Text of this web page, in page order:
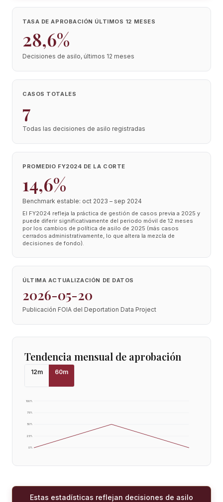
TASA DE APROBACIÓN ÚLTIMOS 12 MESES
28,6%
Decisiones de asilo, últimos 12 meses
CASOS TOTALES
7
Todas las decisiones de asilo registradas
PROMEDIO FY2024 DE LA CORTE
14,6%
Benchmark estable: oct 2023 – sep 2024
El FY2024 refleja la práctica de gestión de casos previa a 2025 y
puede diferir significativamente del periodo móvil de 12 meses
por los cambios de política de asilo de 2025 (más casos
cerrados administrativamente, lo que altera la mezcla de
decisiones de fondo).
ÚLTIMA ACTUALIZACIÓN DE DATOS
2026-05-20
Publicación FOIA del Deportation Data Project
Tendencia mensual de aprobación
12m 60m
0%
25%
50%
75%
100%
Estas estadísticas reflejan decisiones de asilo